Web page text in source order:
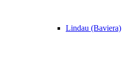
Lindau (Baviera)